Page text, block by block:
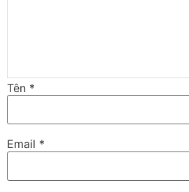
Tên *
Email *